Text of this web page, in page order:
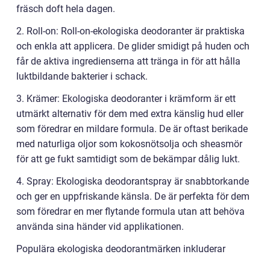
fräsch doft hela dagen.
2. Roll-on: Roll-on-ekologiska deodoranter är praktiska
och enkla att applicera. De glider smidigt på huden och
får de aktiva ingredienserna att tränga in för att hålla
luktbildande bakterier i schack.
3. Krämer: Ekologiska deodoranter i krämform är ett
utmärkt alternativ för dem med extra känslig hud eller
som föredrar en mildare formula. De är oftast berikade
med naturliga oljor som kokosnötsolja och sheasmör
för att ge fukt samtidigt som de bekämpar dålig lukt.
4. Spray: Ekologiska deodorantspray är snabbtorkande
och ger en uppfriskande känsla. De är perfekta för dem
som föredrar en mer flytande formula utan att behöva
använda sina händer vid applikationen.
Populära ekologiska deodorantmärken inkluderar